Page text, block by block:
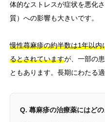
体的なストレスが症状を悪化
質）への影響も大きいです。
慢性蕁麻疹の約半数は1年以
るとされていますが、一部の
ともあります。長期にわたる
Q. 蕁麻疹の治療薬にはど